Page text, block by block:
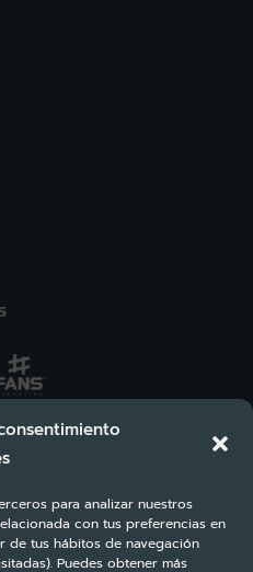
para analizar nuestros
con tus preferencias en
de tus hábitos de navegación
Puedes obtener más